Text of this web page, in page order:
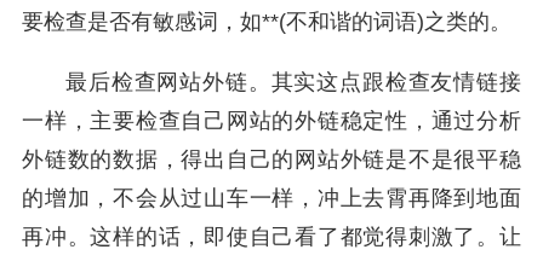
要检查是否有敏感词，如**(不和谐的词语)之类的。
最后检查网站外链。其实这点跟检查友情链接
一样，主要检查自己网站的外链稳定性，通过分析
外链数的数据，得出自己的网站外链是不是很平稳
的增加，不会从过山车一样，冲上去霄再降到地面
再冲。这样的话，即使自己看了都觉得刺激了。让